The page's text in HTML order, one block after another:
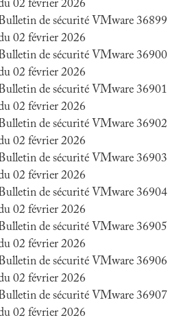
02 février 2026
de sécurité VMware 36899
02 février 2026
de sécurité VMware 36900
02 février 2026
de sécurité VMware 36901
02 février 2026
de sécurité VMware 36902
02 février 2026
de sécurité VMware 36903
02 février 2026
de sécurité VMware 36904
02 février 2026
de sécurité VMware 36905
02 février 2026
de sécurité VMware 36906
02 février 2026
de sécurité VMware 36907
02 février 2026